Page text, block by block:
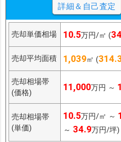
詳細＆自己査定
売却単価相場 10.5万円/㎡ (
売却平均面積 1,039㎡ (
売却相場帯
(価格)
11,000万円 ～
売却相場帯
(単価)
10.5万円/㎡ ～
～ 34.9万円/坪)